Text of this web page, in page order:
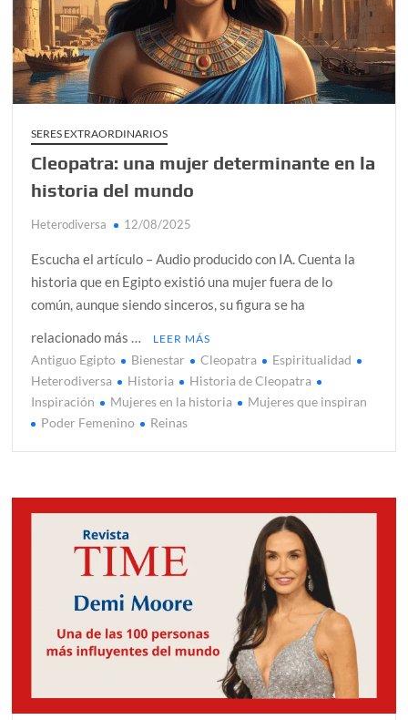
alcanzar
Día de Independencia 2026: de Patria Boba a Colombia
polarizada
¿Podemos comunicarnos con seres de otros planos o
Salud mental digital: cómo frenar la ansiedad que
generan las redes sociales
¿Cómo descubrir esa conexión energética de la sexualidad
sagrada?
SERES EXTRAORDINARIOS
Cleopatra: una mujer determinante en la
historia del mundo
Heterodiversa 12/08/2025
Escucha el artículo – Audio producido con IA. Cuenta la
historia que en Egipto existió una mujer fuera de lo
común, aunque siendo sinceros, su figura se ha
relacionado más …
LEER MÁS
Antiguo Egipto Bienestar Cleopatra
Espiritualidad
Heterodiversa
Historia
Historia de Cleopatra
Inspiración
Mujeres en la historia
Mujeres que inspiran
Poder Femenino
Reinas